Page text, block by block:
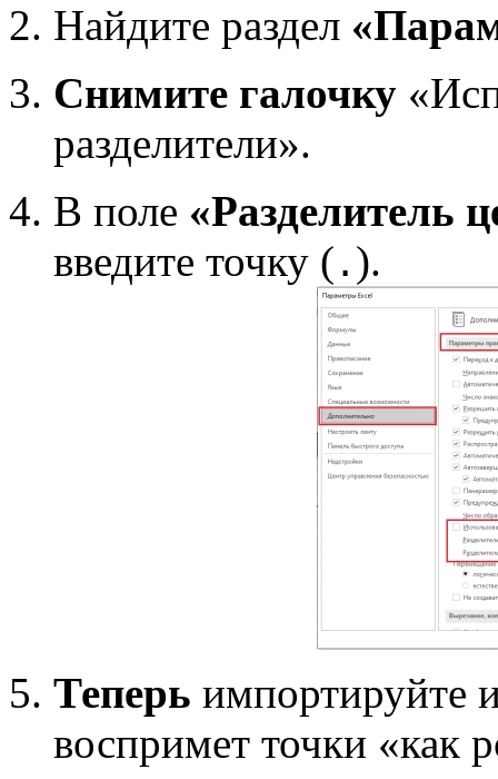
Найдите раздел
Снимите галочку
разделители».
В поле «Разделитель
введите точку ( . ).
Теперь импортируйте
воспримет точки «как